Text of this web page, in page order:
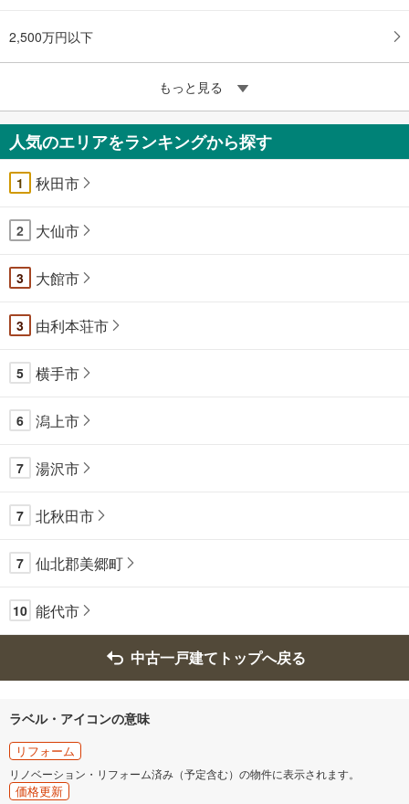
2,500万円以下
もっと見る
人気のエリアをランキングから探す
1 秋田市
2 大仙市
3 大館市
3 由利本荘市
5 横手市
6 潟上市
7 湯沢市
7 北秋田市
7 仙北郡美郷町
10 能代市
中古一戸建てトップへ戻る
ラベル・アイコンの意味
リフォーム
リノベーション・リフォーム済み（予定含む）の物件に表示されます。
価格更新